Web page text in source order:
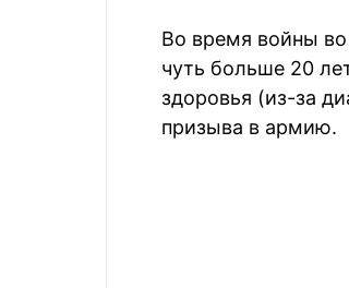
Во время войны
чуть больше 20
здоровья (из-за
призыва в армию.